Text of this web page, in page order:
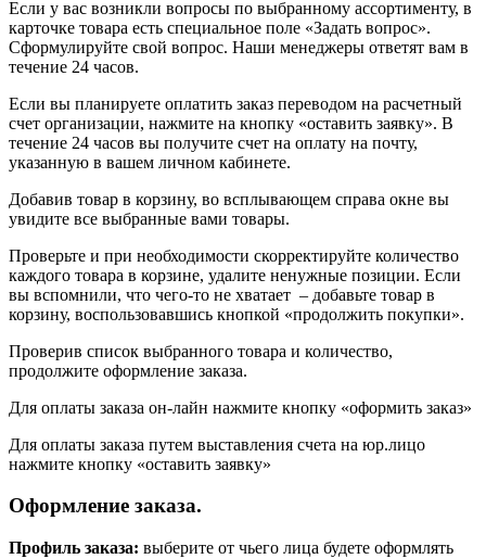
Если у вас возникли вопросы по выбранному ассортименту, в
карточке товара есть специальное поле «Задать вопрос».
Сформулируйте свой вопрос. Наши менеджеры ответят вам в
течение 24 часов.
Если вы планируете оплатить заказ переводом на расчетный
счет организации, нажмите на кнопку «оставить заявку». В
течение 24 часов вы получите счет на оплату на почту,
указанную в вашем личном кабинете.
Добавив товар в корзину, во всплывающем справа окне вы
увидите все выбранные вами товары.
Проверьте и при необходимости скорректируйте количество
каждого товара в корзине, удалите ненужные позиции. Если
вы вспомнили, что чего-то не хватает – добавьте товар в
корзину, воспользовавшись кнопкой «продолжить покупки».
Проверив список выбранного товара и количество,
продолжите оформление заказа.
Для оплаты заказа он-лайн нажмите кнопку «оформить заказ»
Для оплаты заказа путем выставления счета на юр.лицо
нажмите кнопку «оставить заявку»
Оформление заказа.
Профиль заказа: выберите от чьего лица будете оформлять